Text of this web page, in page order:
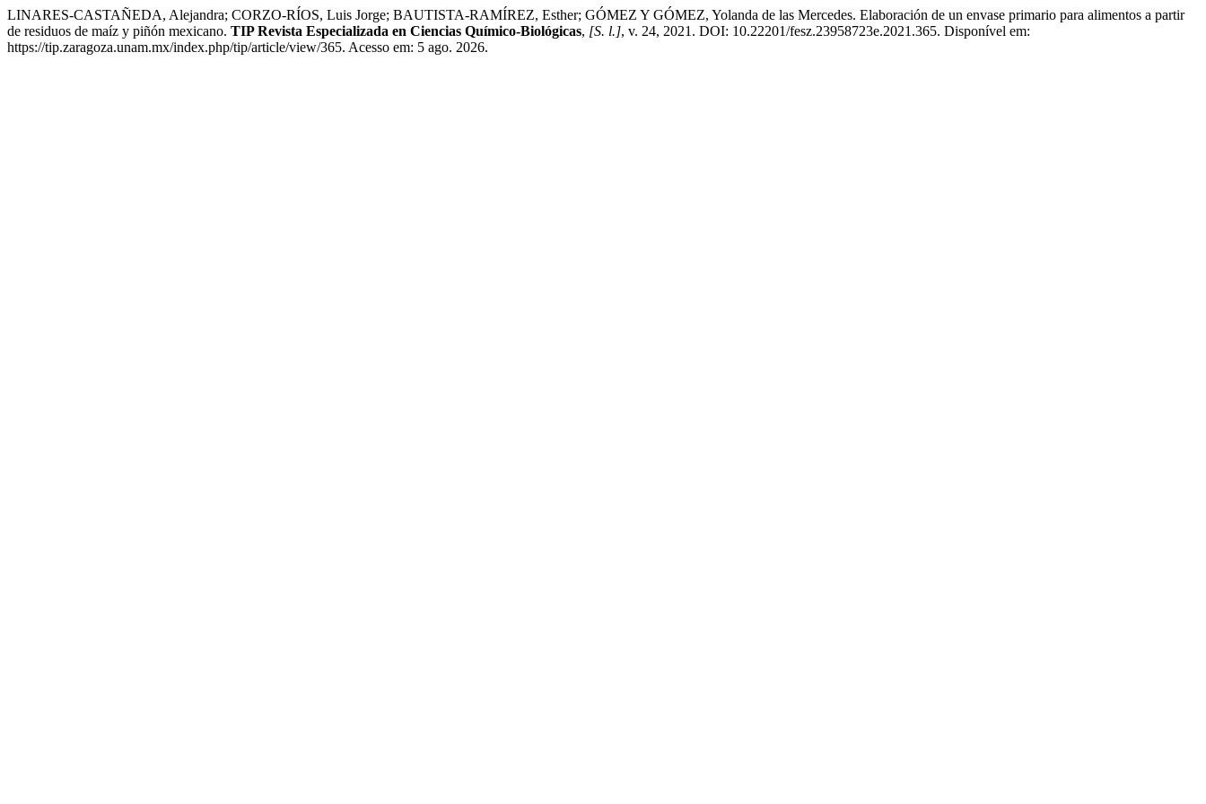
LINARES-CASTAÑEDA, Alejandra; CORZO-RÍOS, Luis Jorge; BAUTISTA-RAMÍREZ, Esther; GÓMEZ Y GÓMEZ, Yolanda de las Mercedes. Elaboración de un envase primario para alimentos a partir
de residuos de maíz y piñón mexicano. TIP Revista Especializada en Ciencias Químico-Biológicas, [S. l.], v. 24, 2021. DOI: 10.22201/fesz.23958723e.2021.365. Disponível em:
https://tip.zaragoza.unam.mx/index.php/tip/article/view/365. Acesso em: 5 ago. 2026.